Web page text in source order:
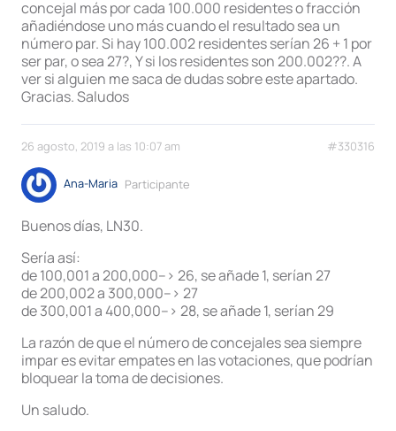
concejal más por cada 100.000 residentes o fracción
añadiéndose uno más cuando el resultado sea un
número par. Si hay 100.002 residentes serían 26 + 1 por
ser par, o sea 27?, Y si los residentes son 200.002??. A
ver si alguien me saca de dudas sobre este apartado.
Gracias. Saludos
26 agosto, 2019 a las 10:07 am #330316
Ana-Maria Participante
Buenos días, LN30.
Sería así:
de 100,001 a 200,000–> 26, se añade 1, serían 27
de 200,002 a 300,000–> 27
de 300,001 a 400,000–> 28, se añade 1, serían 29
La razón de que el número de concejales sea siempre
impar es evitar empates en las votaciones, que podrían
bloquear la toma de decisiones.
Un saludo.